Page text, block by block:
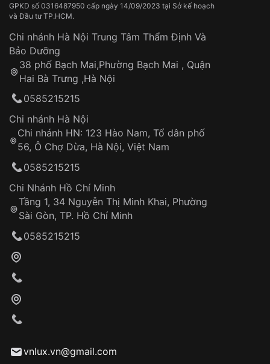
GPKD số 0316487950 cấp ngày 14/09/2023 tại Sở kế hoạch
và Đầu tư TP.HCM.
Chi nhánh Hà Nội Trung Tâm Thẩm Định Và
Bảo Dưỡng
38 phố Bạch Mai,Phường Bạch Mai , Quận
Hai Bà Trưng ,Hà Nội
0585215215
Chi nhánh Hà Nội
Chi nhánh HN: 123 Hào Nam, Tổ dân phố
56, Ô Chợ Dừa, Hà Nội, Việt Nam
0585215215
Chi Nhánh Hồ Chí Minh
Tầng 1, 34 Nguyễn Thị Minh Khai, Phường
Sài Gòn, TP. Hồ Chí Minh
0585215215
vnlux.vn@gmail.com